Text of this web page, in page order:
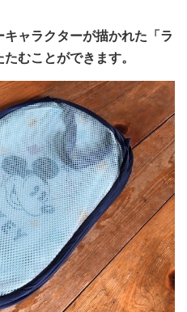
ャラクターが描かれた「ラ
むことができます。